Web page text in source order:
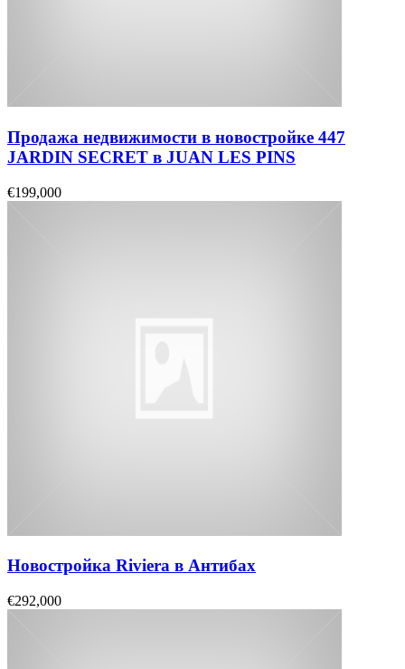
Продажа недвижимости в новостройке 447
JARDIN SECRET в JUAN LES PINS
€199,000
Новостройка Riviera в Антибах
€292,000